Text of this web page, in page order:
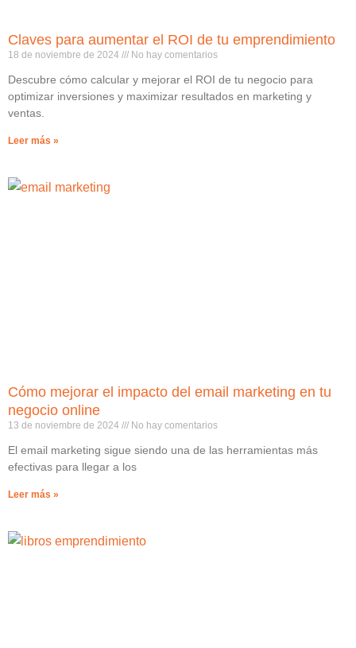
Claves para aumentar el ROI de tu emprendimiento
18 de noviembre de 2024 No hay comentarios
Descubre cómo calcular y mejorar el ROI de tu negocio para
optimizar inversiones y maximizar resultados en marketing y
ventas.
Leer más »
Cómo mejorar el impacto del email marketing en tu
negocio online
13 de noviembre de 2024 No hay comentarios
El email marketing sigue siendo una de las herramientas más
efectivas para llegar a los
Leer más »